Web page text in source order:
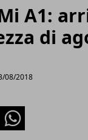
A1:
di
08/2018
Whatsapp